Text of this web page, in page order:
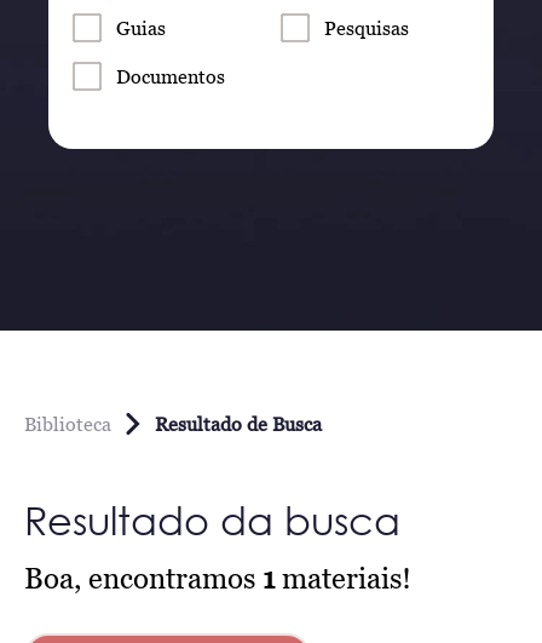
Guias Pesquisas
Documentos
Biblioteca Resultado de Busca
Resultado da busca
Boa, encontramos 1materiais!